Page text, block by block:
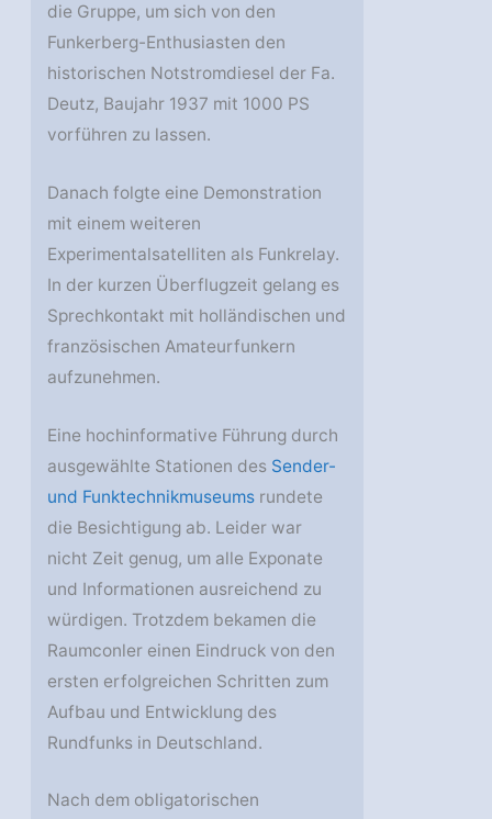
die Gruppe, um sich von den
Funkerberg-Enthusiasten den
historischen Notstromdiesel der Fa.
Deutz, Baujahr 1937 mit 1000 PS
vorführen zu lassen.
Danach folgte eine Demonstration
mit einem weiteren
Experimentalsatelliten als Funkrelay.
In der kurzen Überflugzeit gelang es
Sprechkontakt mit holländischen und
französischen Amateurfunkern
aufzunehmen.
Eine hochinformative Führung durch
ausgewählte Stationen des Sender-
und Funktechnikmuseums rundete
die Besichtigung ab. Leider war
nicht Zeit genug, um alle Exponate
und Informationen ausreichend zu
würdigen. Trotzdem bekamen die
Raumconler einen Eindruck von den
ersten erfolgreichen Schritten zum
Aufbau und Entwicklung des
Rundfunks in Deutschland.
Nach dem obligatorischen